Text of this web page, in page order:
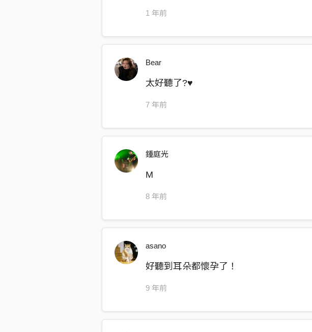
當我輕碰了你
虛構情節裡
沈醉在浮光掠影
漫霧迷離的場景
不停追尋你
以為是場遊戲
簡單的捉迷藏裡
循著光走進
盡頭是湖水之地
湖面上的倒影
1 年前
Bear
太好聽了?♥️
7 年前
鍾庭光
M
8 年前
asano
好聽到耳朵都懷孕了！
9 年前